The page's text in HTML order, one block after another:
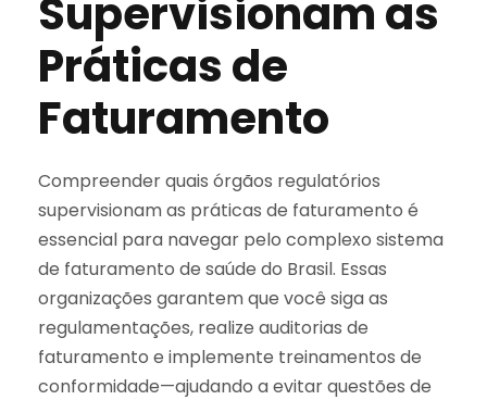
Supervisionam as
Práticas de
Faturamento
Compreender quais órgãos regulatórios
supervisionam as práticas de faturamento é
essencial para navegar pelo complexo sistema
de faturamento de saúde do Brasil. Essas
organizações garantem que você siga as
regulamentações, realize auditorias de
faturamento e implemente treinamentos de
conformidade—ajudando a evitar questões de